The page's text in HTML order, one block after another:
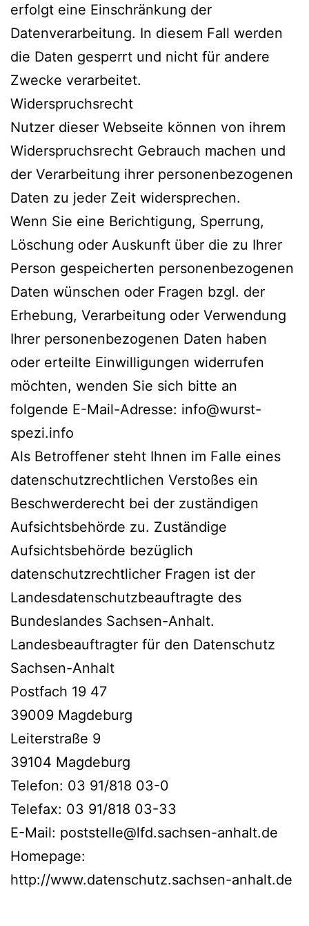
erfolgt eine Einschränkung der
Datenverarbeitung. In diesem Fall werden
die Daten gesperrt und nicht für andere
Zwecke verarbeitet.
Widerspruchsrecht
Nutzer dieser Webseite können von ihrem
Widerspruchsrecht Gebrauch machen und
der Verarbeitung ihrer personenbezogenen
Daten zu jeder Zeit widersprechen.
Wenn Sie eine Berichtigung, Sperrung,
Löschung oder Auskunft über die zu Ihrer
Person gespeicherten personenbezogenen
Daten wünschen oder Fragen bzgl. der
Erhebung, Verarbeitung oder Verwendung
Ihrer personenbezogenen Daten haben
oder erteilte Einwilligungen widerrufen
möchten, wenden Sie sich bitte an
folgende E-Mail-Adresse: info@wurst-
spezi.info
Als Betroffener steht Ihnen im Falle eines
datenschutzrechtlichen Verstoßes ein
Beschwerderecht bei der zuständigen
Aufsichtsbehörde zu. Zuständige
Aufsichtsbehörde bezüglich
datenschutzrechtlicher Fragen ist der
Landesdatenschutzbeauftragte des
Bundeslandes Sachsen-Anhalt.
Landesbeauftragter für den Datenschutz
Sachsen-Anhalt
Postfach 19 47
39009 Magdeburg
Leiterstraße 9
39104 Magdeburg
Telefon: 03 91/818 03-0
Telefax: 03 91/818 03-33
E-Mail: poststelle@lfd.sachsen-anhalt.de
Homepage:
http://www.datenschutz.sachsen-anhalt.de